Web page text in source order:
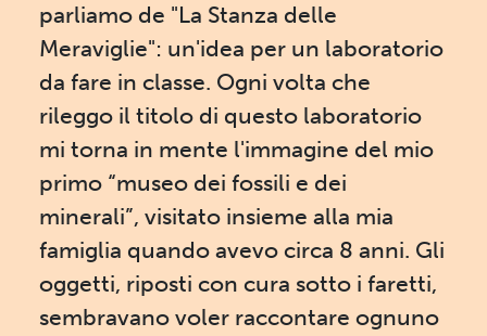
parliamo de "La Stanza delle
Meraviglie": un'idea per un laboratorio
da fare in classe. Ogni volta che
rileggo il titolo di questo laboratorio
mi torna in mente l'immagine del mio
primo “museo dei fossili e dei
minerali”, visitato insieme alla mia
famiglia quando avevo circa 8 anni. Gli
oggetti, riposti con cura sotto i faretti,
sembravano voler raccontare ognuno